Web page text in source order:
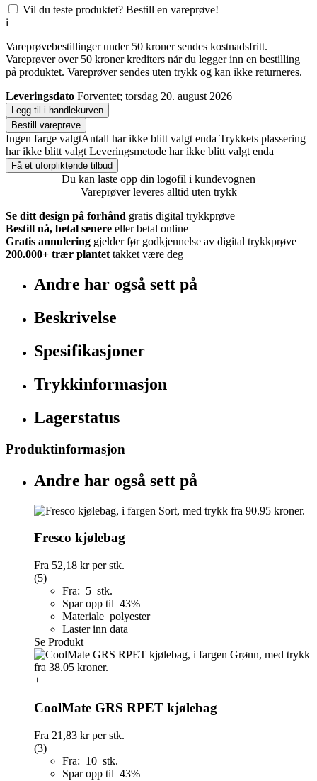
Vil du teste produktet? Bestill en vareprøve!
i
Vareprøvebestillinger under 50 kroner sendes kostnadsfritt.
Vareprøver over 50 kroner krediters når du legger inn en bestilling
på produktet. Vareprøver sendes uten trykk og kan ikke returneres.
Leveringsdato Forventet; torsdag 20. august 2026
Legg til i handlekurven
Bestill vareprøve
Ingen farge valgtAntall har ikke blitt valgt enda Trykkets plassering
har ikke blitt valgt Leveringsmetode har ikke blitt valgt enda
Få et uforpliktende tilbud
Du kan laste opp din logofil i kundevognen
Vareprøver leveres alltid uten trykk
Se ditt design på forhånd gratis digital trykkprøve
Bestill nå, betal senere eller betal online
Gratis annulering gjelder før godkjennelse av digital trykkprøve
200.000+ trær plantet takket være deg
Andre har også sett på
Beskrivelse
Spesifikasjoner
Trykkinformasjon
Lagerstatus
Produktinformasjon
Andre har også sett på
Fresco kjølebag
Fra 52,18 krper stk.
(5)
Fra: 5 stk.
Spar opp til 43%
Materiale polyester
Laster inn data
Se Produkt
+
CoolMate GRS RPET kjølebag
Fra 21,83 krper stk.
(3)
Fra: 10 stk.
Spar opp til 43%